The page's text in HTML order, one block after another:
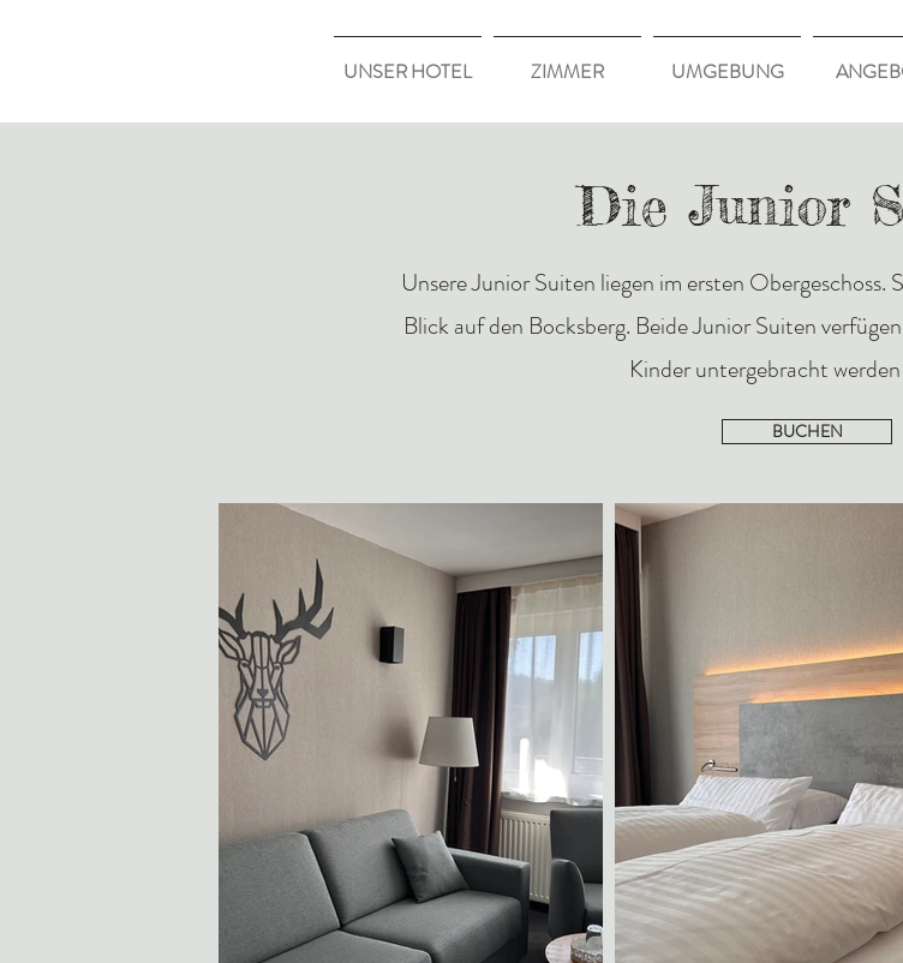
UNSER HOTEL ZIMMER UMGEBUNG
Die Junior
Unsere Junior Suiten liegen im ersten Obergeschoss.
Blick auf den Bocksberg. Beide Junior Suiten
Kinder untergebracht
BUCHEN